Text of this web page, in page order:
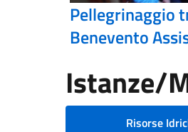
Pellegrinaggio
Benevento
Istanze/
Risorse